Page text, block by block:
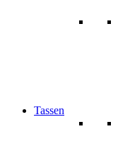
Tassen